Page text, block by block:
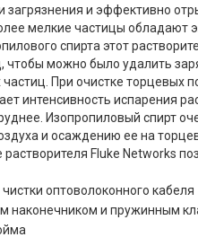
и эффективно
мелкие частицы обладают
спирта этот
чтобы можно было удалить
При очистке торцевых
интенсивность испарения
Изопропиловый спирт
и осаждению ее на
Fluke Networks
оптоволоконного кабеля
наконечником и пружинным